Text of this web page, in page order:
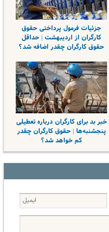
جزئیات فرمول پرداختی حقوق
کارگران از اردیبهشت | حداقل
حقوق کارگران چقدر اضافه شد؟
خبر بد برای کارگران درباره تعطیلی
پنجشنبه‌ها | حقوق کارگران چقدر
کم خواهد شد؟